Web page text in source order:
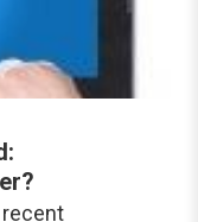
recent